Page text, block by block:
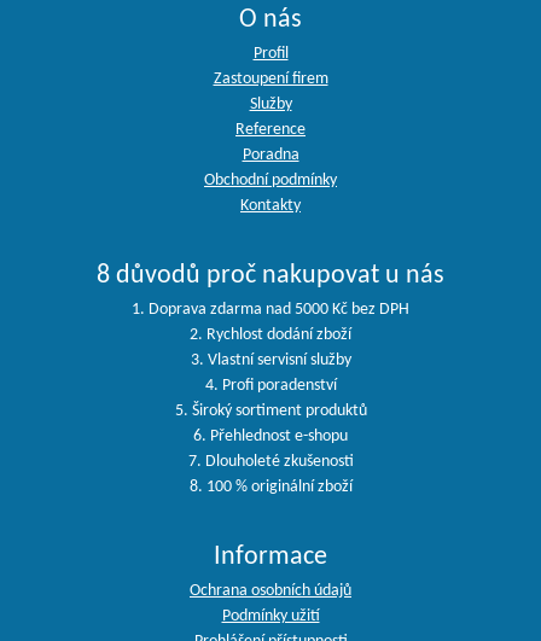
O nás
Profil
Zastoupení firem
Služby
Reference
Poradna
Obchodní podmínky
Kontakty
8 důvodů proč nakupovat u nás
1. Doprava zdarma nad 5000 Kč bez DPH
2. Rychlost dodání zboží
3. Vlastní servisní služby
4. Profi poradenství
5. Široký sortiment produktů
6. Přehlednost e-shopu
7. Dlouholeté zkušenosti
8. 100 % originální zboží
Informace
Ochrana osobních údajů
Podmínky užití